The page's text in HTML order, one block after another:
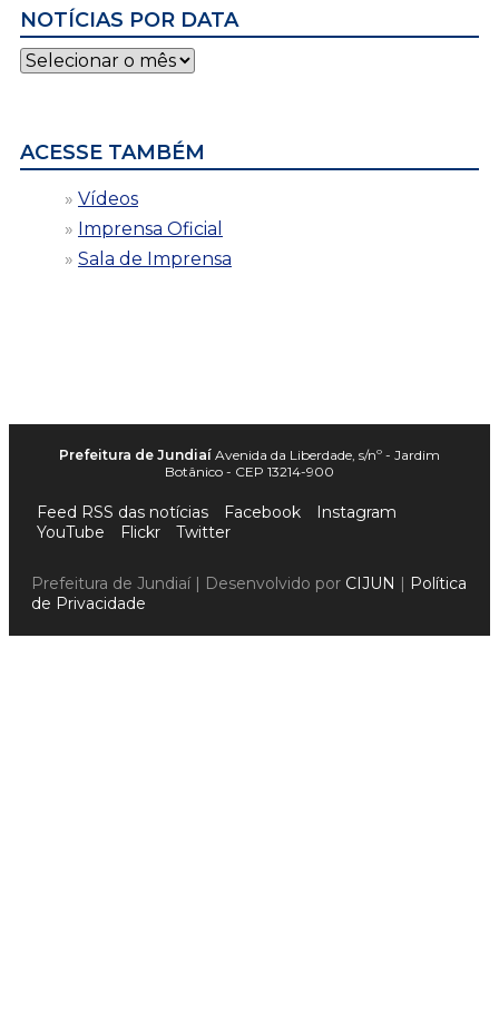
NOTÍCIAS POR DATA
Notícias
por
ACESSE TAMBÉM
Vídeos
Imprensa Oficial
Sala de Imprensa
Prefeitura de Jundiaí Avenida da Liberdade, s/nº - Jardim
Botânico - CEP 13214-900
Feed RSS das notícias Facebook
Instagram
YouTube
Flickr Twitter
Prefeitura de Jundiaí | Desenvolvido por CIJUN | Política
de Privacidade